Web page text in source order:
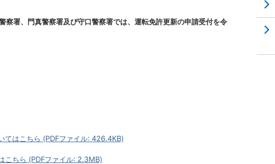
察署、門真警察署及び守口警察署では、運転免許更新の申請受付を令
てはこちら (PDFファイル: 426.4KB)
こちら (PDFファイル: 2.3MB)